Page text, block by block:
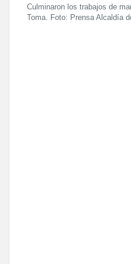
Culminaron los trabajos de
Toma. Foto: Prensa Alcaldía